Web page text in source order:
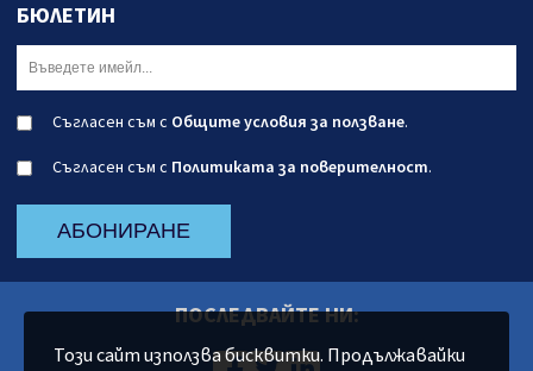
БЮЛЕТИН
Съгласен съм с Общите условия за ползване.
Съгласен съм с Политиката за поверителност.
АБОНИРАНЕ
ПОСЛЕДВАЙТЕ НИ:
Този сайт използва бисквитки. Продължавайки